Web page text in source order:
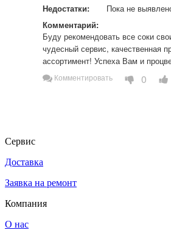
Недостатки:
Пока не
Комментарий:
Буду рекомендовать все соки
чудесный сервис, качественная
ассортимент! Успеха Вам и
Комментировать 0
Сервис
Доставка
Заявка на ремонт
Компания
О нас